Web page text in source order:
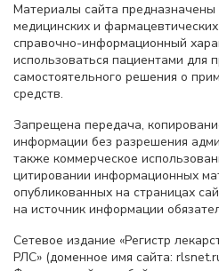
Материалы сайта предназначены
медицинских и
справочно-информационный
использоваться пациентами для
самостоятельного решения о
средств.
Запрещена передача,
информации без разрешения
также коммерческое
цитировании информационных
опубликованных на страницах
на источник информации
Сетевое издание «Регистр
РЛС» (доменное имя сайта: